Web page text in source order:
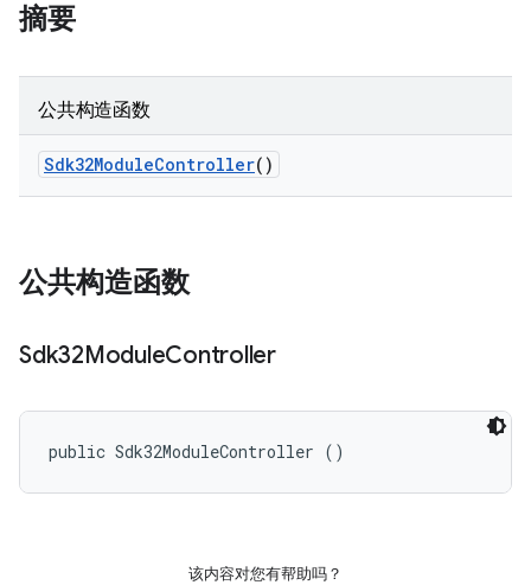
摘要
公共构造函数
Sdk32ModuleController()
公共构造函数
Sdk32ModuleController
public Sdk32ModuleController ()
该内容对您有帮助吗？